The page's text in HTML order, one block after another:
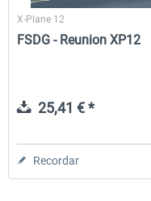
X-Plane 12
FSDG - Reunion XP12
25,41 € *
Recordar